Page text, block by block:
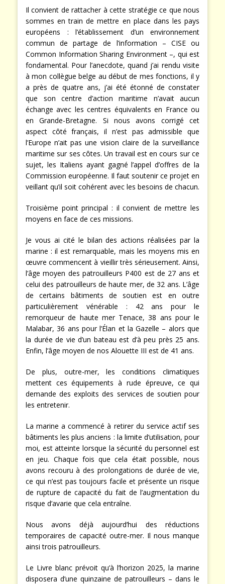
Il convient de rattacher à cette stratégie ce que nous
sommes en train de mettre en place dans les pays
européens : l’établissement d’un environnement
commun de partage de l’information – CISE ou
Common Information Sharing Environment –, qui est
fondamental. Pour l’anecdote, quand j’ai rendu visite
à mon collègue belge au début de mes fonctions, il y
a près de quatre ans, j’ai été étonné de constater
que son centre d’action maritime n’avait aucun
échange avec les centres équivalents en France ou
en Grande-Bretagne. Si nous avons corrigé cet
aspect côté français, il n’est pas admissible que
l’Europe n’ait pas une vision claire de la surveillance
maritime sur ses côtes. Un travail est en cours sur ce
sujet, les Italiens ayant gagné l’appel d’offres de la
Commission européenne. Il faut soutenir ce projet en
veillant qu’il soit cohérent avec les besoins de chacun.
Troisième point principal : il convient de mettre les
moyens en face de ces missions.
Je vous ai cité le bilan des actions réalisées par la
marine : il est remarquable, mais les moyens mis en
œuvre commencent à vieillir très sérieusement. Ainsi,
l’âge moyen des patrouilleurs P400 est de 27 ans et
celui des patrouilleurs de haute mer, de 32 ans. L’âge
de certains bâtiments de soutien est en outre
particulièrement vénérable : 42 ans pour le
remorqueur de haute mer Tenace, 38 ans pour le
Malabar, 36 ans pour l’Élan et la Gazelle – alors que
la durée de vie d’un bateau est d’à peu près 25 ans.
Enfin, l’âge moyen de nos Alouette III est de 41 ans.
De plus, outre-mer, les conditions climatiques
mettent ces équipements à rude épreuve, ce qui
demande des exploits des services de soutien pour
les entretenir.
La marine a commencé à retirer du service actif ses
bâtiments les plus anciens : la limite d’utilisation, pour
moi, est atteinte lorsque la sécurité du personnel est
en jeu. Chaque fois que cela était possible, nous
avons recouru à des prolongations de durée de vie,
ce qui n’est pas toujours facile et présente un risque
de rupture de capacité du fait de l’augmentation du
risque d’avarie que cela entraîne.
Nous avons déjà aujourd’hui des réductions
temporaires de capacité outre-mer. Il nous manque
ainsi trois patrouilleurs.
Le Livre blanc prévoit qu’à l’horizon 2025, la marine
disposera d’une quinzaine de patrouilleurs – dans le